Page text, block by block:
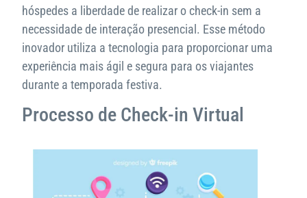
hóspedes a liberdade de realizar o check-in sem a
necessidade de interação presencial. Esse método
inovador utiliza a tecnologia para proporcionar uma
experiência mais ágil e segura para os viajantes
durante a temporada festiva.
Processo de Check-in Virtual